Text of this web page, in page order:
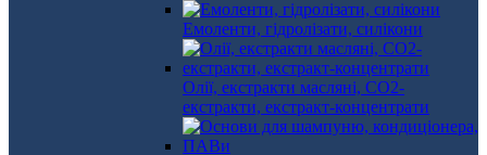
Емоленти, гідролізати, силікони
Олії, екстракти масляні, СО2-
екстракти, екстракт-концентрати